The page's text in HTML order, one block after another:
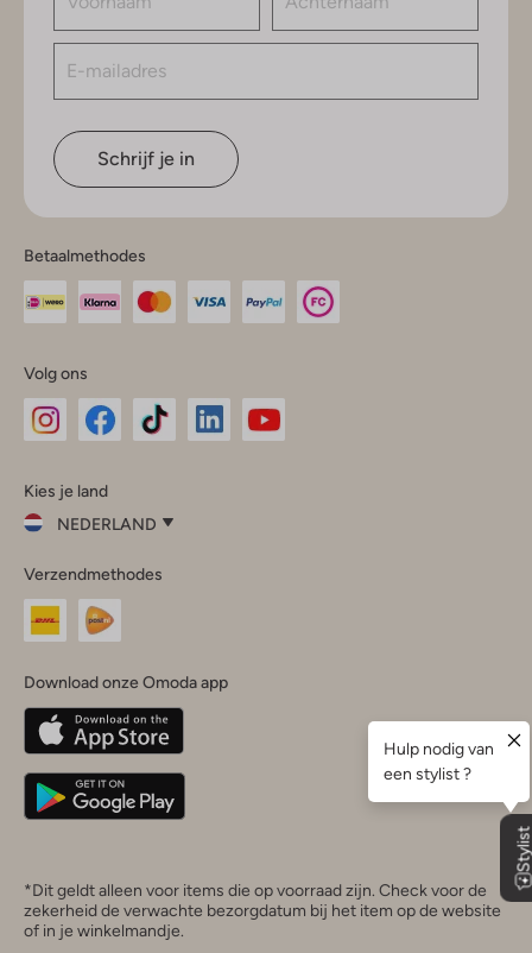
Schrijf je in
Betaalmethodes
Volg ons
InstagramFacebook
Kies je land
NEDERLAND
je
land
Nederland
Belgique(Français)
Deutschland
Verzendmethodes
Download onze Omoda app
*Dit geldt alleen voor items die op voorraad zijn. Check voor de
zekerheid de verwachte bezorgdatum bij het item op de website
of in je winkelmandje.